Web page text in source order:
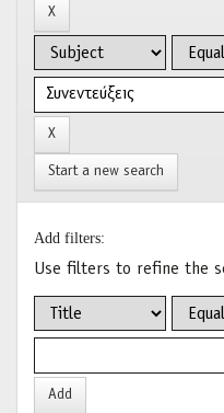
Start a new search
Add filters:
Use filters to refine the